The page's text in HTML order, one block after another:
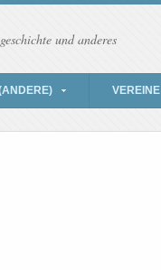
und anderes
VEREINE